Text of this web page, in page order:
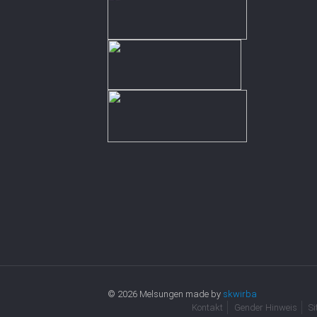
© 2026 Melsungen made by skwirba
Kontakt
Gender Hinweis